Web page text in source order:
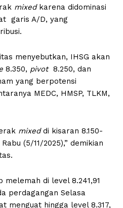
mixedkarena didominasi
garis A/D, yang
menyebutkan, IHSG akan
8.350, pivot 8.250, dan
yang berpotensi
MEDC, HMSP, TLKM,
mixeddi kisaran 8.150-
(5/11/2025),” demikian
melemah di level 8.241,91
perdagangan Selasa
menguat hingga level 8.317,